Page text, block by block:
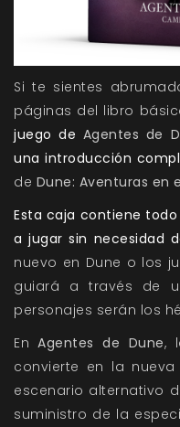
Si te sientes
páginas del libro
juego de Agentes de
una introducción
de Dune: Aventuras en
Esta caja contiene
a jugar sin necesidad
nuevo en Dune o los
guiará a través de
personajes serán los
EnAgentes de Dune,
convierte en la
escenario alternativo
suministro de la